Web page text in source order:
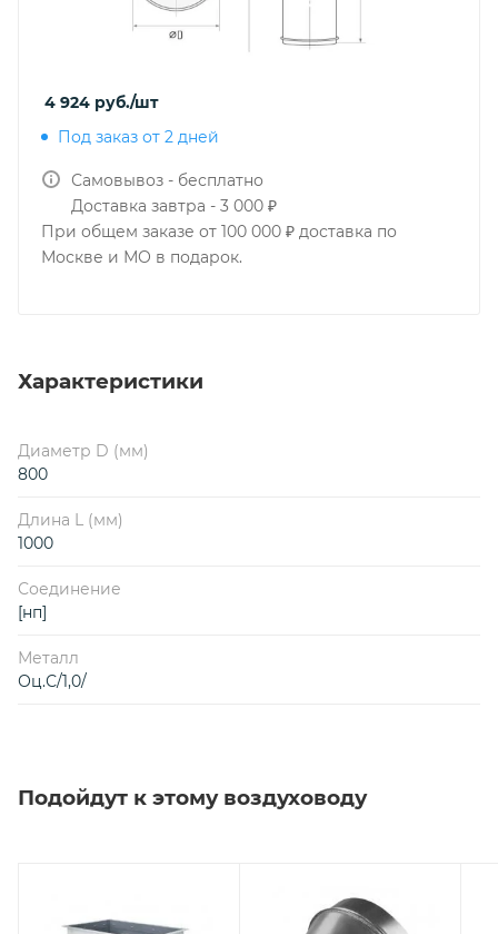
4 924 руб./шт
Под заказ от 2 дней
Самовывоз - бесплатно
Доставка завтра - 3 000 ₽
При общем заказе от 100 000 ₽ доставка по
Москве и МО в подарок.
Характеристики
Диаметр D (мм)
800
Длина L (мм)
1000
Соединение
[нп]
Металл
Оц.С/1,0/
Подойдут к этому воздуховоду